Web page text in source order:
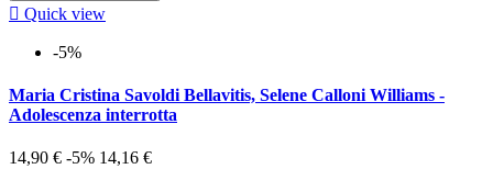
 Quick view
-5%
Maria Cristina Savoldi Bellavitis, Selene Calloni Williams -
Adolescenza interrotta
14,90 € -5% 14,16 €